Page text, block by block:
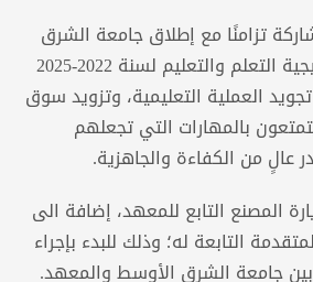
تزامنًا مع إطلاق جامعة الشرق
الأوسط لاستراتيجية التعلم والتعليم لسنة 2022-2025
العملية التعليمية، وتزويد سوق
بالمهارات التي تجعلهم
عالٍ من الكفاءة والجاهزية.
المصنع التابع للمعهد، إضافة الى
التابعة له؛ وذلك للبدء بإجراء
بين جامعة الشرق الأوسط والمعهد.